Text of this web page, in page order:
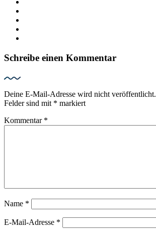
Schreibe einen Kommentar
Deine E-Mail-Adresse wird nicht veröffentlicht.
Felder sind mit * markiert
Kommentar *
Name *
E-Mail-Adresse *